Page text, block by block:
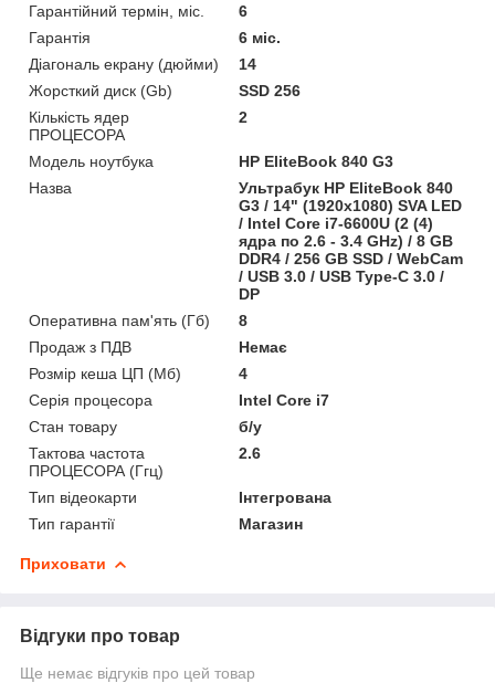
Гарантійний термін, міс.
6
Гарантія
6 міс.
Діагональ екрану (дюйми)
14
Жорсткий диск (Gb)
SSD 256
Кількість ядер
ПРОЦЕСОРА
2
Модель ноутбука
HP EliteBook 840 G3
Назва
Ультрабук HP EliteBook 840
G3 / 14" (1920x1080) SVA LED
/ Intel Core i7-6600U (2 (4)
ядра по 2.6 - 3.4 GHz) / 8 GB
DDR4 / 256 GB SSD / WebCam
/ USB 3.0 / USB Type-C 3.0 /
DP
Оперативна пам'ять (Гб)
8
Продаж з ПДВ
Немає
Розмір кеша ЦП (Мб)
4
Серія процесора
Intel Core i7
Стан товару
б/у
Тактова частота
ПРОЦЕСОРА (Ггц)
2.6
Тип відеокарти
Інтегрована
Тип гарантії
Магазин
Приховати
Відгуки про товар
Ще немає відгуків про цей товар